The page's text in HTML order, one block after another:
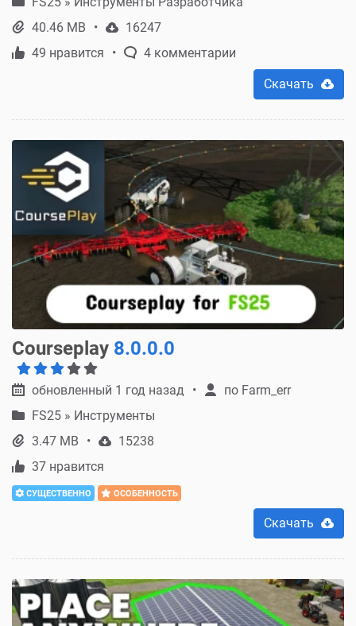
40.46 MB
16247
49 нравится
4 комментарии
Скачать
Courseplay 8.0.0.0
обновленный 1 год назад по Farm_err
FS25 » Инструменты
3.47 MB
15238
37 нравится
СУЩЕСТВЕННО ОСОБЕННОСТЬ
Скачать